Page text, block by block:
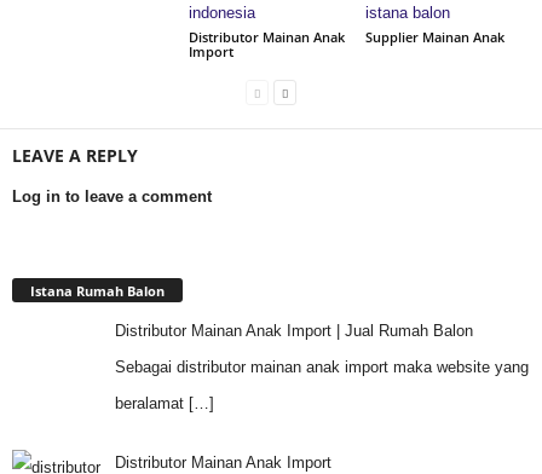
Distributor Mainan Anak
Import
Supplier Mainan Anak
LEAVE A REPLY
Log in to leave a comment
Istana Rumah Balon
Distributor Mainan Anak Import | Jual Rumah Balon
Sebagai distributor mainan anak import maka website yang
beralamat […]
Distributor Mainan Anak Import